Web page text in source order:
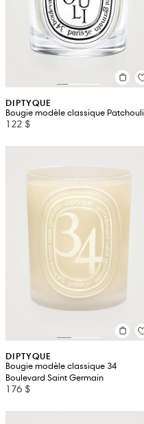
DIPTYQUE
Bougie modèle classique Patchouli
122 $
DIPTYQUE
Bougie modèle classique 34
Boulevard Saint Germain
176 $